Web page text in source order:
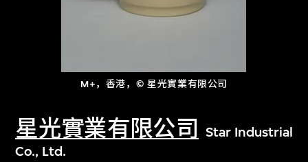
M+，香港，© 星光實業有限公司
星光實業有限公司
Star Industrial
Co., Ltd.
探索世界顶级的二十及二十一世纪视觉